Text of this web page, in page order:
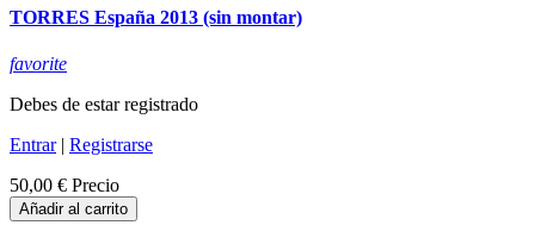
TORRES España 2013 (sin montar)
favorite
Debes de estar registrado
Entrar| Registrarse
50,00 € Precio
Añadir al carrito